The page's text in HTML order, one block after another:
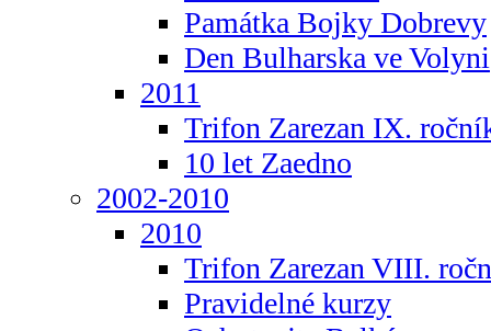
Památka Bojky Dobrevy
Den Bulharska ve Volyni
2011
Trifon Zarezan IX.
10 let Zaedno
2002-2010
2010
Trifon Zarezan VIII.
Pravidelné kurzy